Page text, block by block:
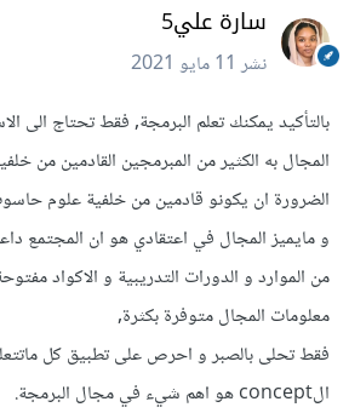
سارة علي5
نشر11 مايو 2021
بالتأكيد يمكنك تعلم البرمجة, فقط تحتاج الى
المجال به الكثير من المبرمجين القادمين من
الضرورة ان يكونو قادمين من خلفية علوم
و مايميز المجال في اعتقادي هو ان المجتمع
من الموارد و الدورات التدريبية و الاكواد
معلومات المجال متوفرة بكثرة,
فقط تحلى بالصبر و احرص على تطبيق كل
الconcept هو اهم شيء في مجال البرمجة.